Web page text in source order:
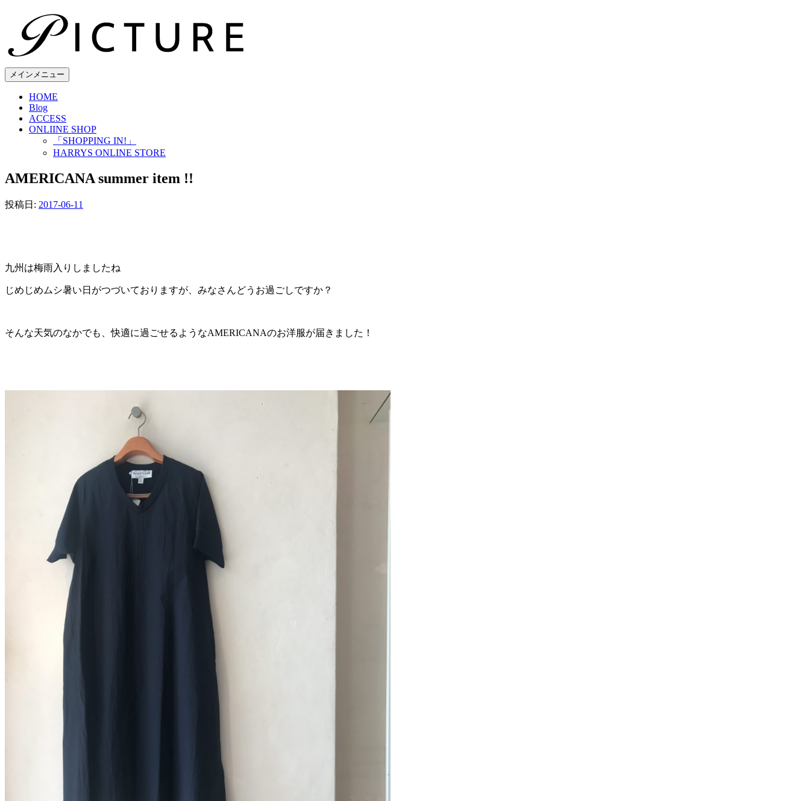
ン
へメインメニュー
HOME
Blog
ACCESS
ONLIINE SHOP
「SHOPPING IN!」
HARRYS ONLINE STORE
AMERICANA summer item !!
投稿日: 2017-06-11
九州は梅雨入りしましたね
じめじめムシ暑い日がつづいておりますが、みなさんどうお過ごしですか？
そんな天気のなかでも、快適に過ごせるようなAMERICANAのお洋服が届きました！